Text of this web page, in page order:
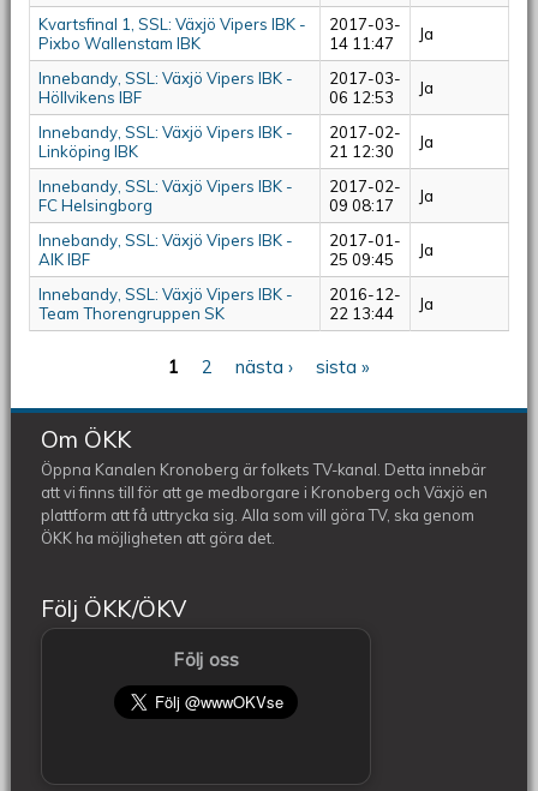
Kvartsfinal 1, SSL: Växjö Vipers IBK -
Pixbo Wallenstam IBK
2017-03-
14 11:47
Ja
Innebandy, SSL: Växjö Vipers IBK -
Höllvikens IBF
2017-03-
06 12:53
Ja
Innebandy, SSL: Växjö Vipers IBK -
Linköping IBK
2017-02-
21 12:30
Ja
Innebandy, SSL: Växjö Vipers IBK -
FC Helsingborg
2017-02-
09 08:17
Ja
Innebandy, SSL: Växjö Vipers IBK -
AIK IBF
2017-01-
25 09:45
Ja
Innebandy, SSL: Växjö Vipers IBK -
Team Thorengruppen SK
2016-12-
22 13:44
Ja
1 2 nästa › sista »
Om ÖKK
Öppna Kanalen Kronoberg är folkets TV-kanal. Detta innebär
att vi finns till för att ge medborgare i Kronoberg och Växjö en
plattform att få uttrycka sig. Alla som vill göra TV, ska genom
ÖKK ha möjligheten att göra det.
Följ ÖKK/ÖKV
Följ oss